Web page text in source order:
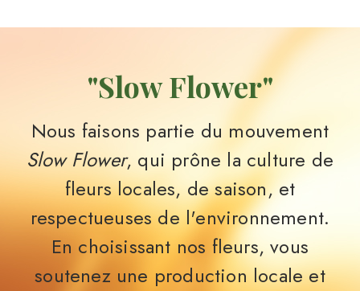
"Slow Flower"
Nous faisons partie du mouvement
Slow Flower, qui prône la culture de
fleurs locales, de saison, et
respectueuses de l'environnement.
En choisissant nos fleurs, vous
soutenez une production locale et